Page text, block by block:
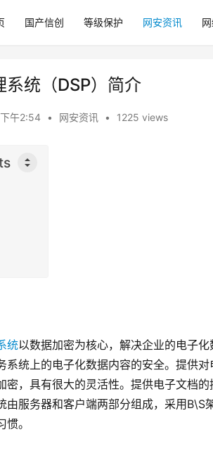
国产信创 等级保护 网安资讯
系统（DSP）简介
午2:54 • 网安资讯 • 1225 views
统以数据加密为核心，解决企业的电子
系统上的电子化数据内容的安全。提供
密，具有很大的灵活性。提供电子文档
由服务器和客户端两部分组成，采用
。